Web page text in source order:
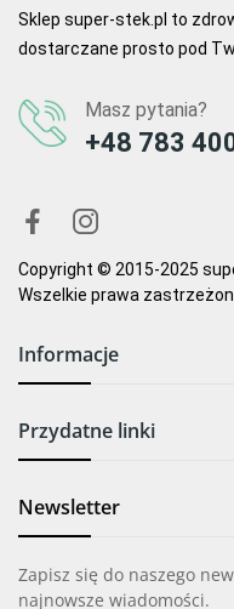
21.03.2024, 12:34
Polecam
0
0
Autor Mateusz K.
rewelacja
Sklep super-stek.pl to
dostarczane prosto pod
Masz pytania?
+48 783
Copyright © 2015-2025
Wszelkie prawa
Informacje
Przydatne linki
Newsletter
Zapisz się do naszego
najnowsze wiadomości.